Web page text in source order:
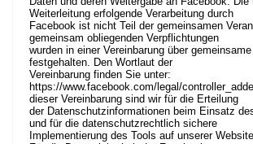
Weiterleitung erfolgende Verarbeitung durch
Facebook ist nicht Teil der gemeinsamen
gemeinsam obliegenden Verpflichtungen
wurden in einer Vereinbarung über
festgehalten. Den Wortlaut der
Vereinbarung finden Sie unter:
https://www.facebook.com/legal/
dieser Vereinbarung sind wir für die Erteilung
der Datenschutzinformationen beim Einsatz
und für die datenschutzrechtlich sichere
Implementierung des Tools auf unserer